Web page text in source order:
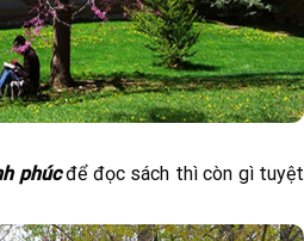
phúcđể đọc sách thì còn gì tuyệt